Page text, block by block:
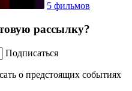
5 фильмов
рассылку?
Подписаться
о предстоящих событиях